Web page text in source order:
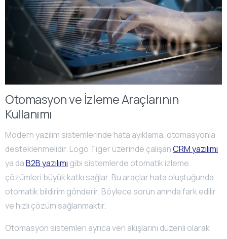
Otomasyon ve İzleme Araçlarının
Kullanımı
Modern yazılım sistemlerinde hata ayıklama, otomasyonla
desteklenmelidir. Logo Tiger üzerinde çalışanCRM yazılımı
ya daB2B yazılımı gibi sistemlerde otomatik izleme
çözümleri büyük katkı sağlar. Bu araçlar hata oluştuğunda
otomatik bildirim gönderir. Böylece sorun anında fark edilir
ve hızlı çözüm sağlanmaktır.
Otomasyon sistemleri ayrıca veri akışlarını düzenli olarak